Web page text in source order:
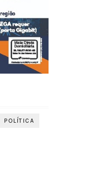
POLÍTICA